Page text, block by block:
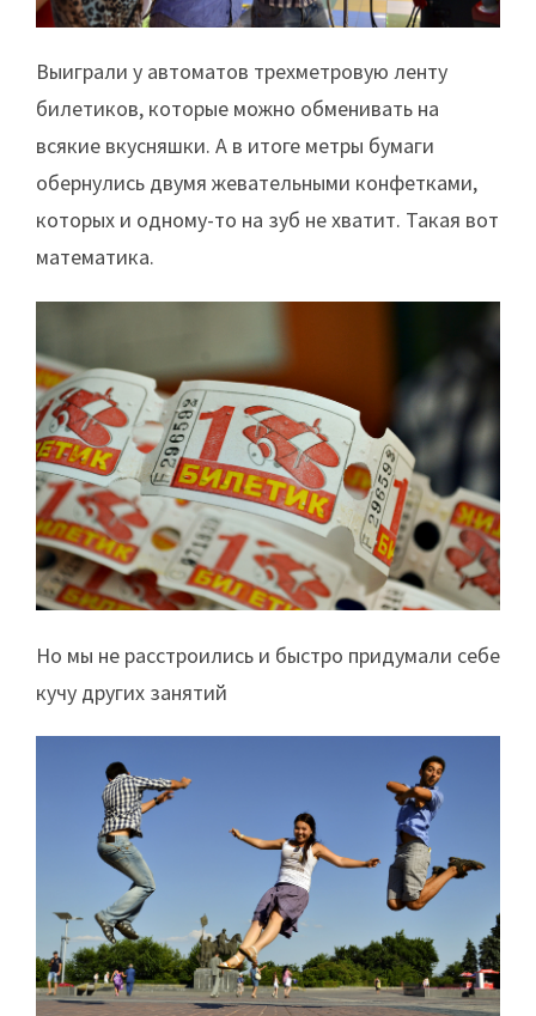
Выиграли у автоматов трехметровую ленту
билетиков, которые можно обменивать на
всякие вкусняшки. А в итоге метры бумаги
обернулись двумя жевательными конфетками,
которых и одному-то на зуб не хватит. Такая вот
математика.
Но мы не расстроились и быстро придумали себе
кучу других занятий